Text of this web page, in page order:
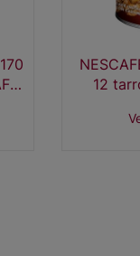
12